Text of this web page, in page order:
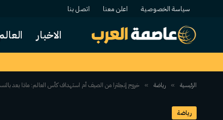
سياسة الخصوصية اعلن معنا اتصل بنا
الاخبار
الرئيسية » رياضة » خروج إنجلترا من الصيف أم استهداف كأس العالم: ماذا بعد
رياضة